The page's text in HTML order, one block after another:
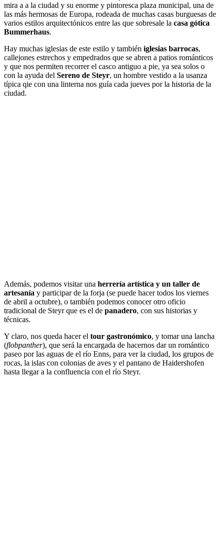
mira a a la ciudad y su enorme y pintoresca plaza municipal, una de
las más hermosas de Europa, rodeada de muchas casas burguesas de
varios estilos arquitectónicos entre las que sobresale la casa gótica
Bummerhaus.
Hay muchas iglesias de este estilo y también iglesias barrocas,
callejones estrechos y empedrados que se abren a patios románticos
y que nos permiten recorrer el casco antiguo a pie, ya sea solos o
con la ayuda del Sereno de Steyr, un hombre vestido a la usanza
típica qie con una linterna nos guía cada jueves por la historia de la
ciudad.
Además, podemos visitar una herrería artística y un taller de
artesanía y participar de la forja (se puede hacer todos los viernes
de abril a octubre), o también podemos conocer otro oficio
tradicional de Steyr que es el de panadero, con sus historias y
técnicas.
Y claro, nos queda hacer el tour gastronómico, y tomar una lancha
(flobpanther), que será la encargada de hacernos dar un romántico
paseo por las aguas de el río Enns, para ver la ciudad, los grupos de
rocas, la islas con colonias de aves y el pantano de Haidershofen
hasta llegar a la confluencia con el río Steyr.